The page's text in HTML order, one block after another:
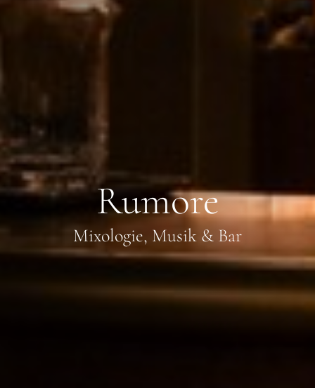
Rumore
Mixologie, Musik & Bar